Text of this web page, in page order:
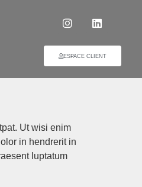
ESPACE CLIENT
Ut wisi enim
in hendrerit in
luptatum